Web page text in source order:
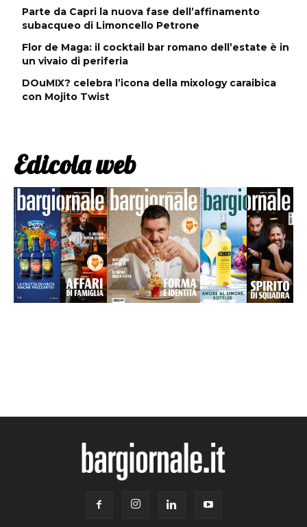
Parte da Capri la nuova fase dell’affinamento
subacqueo di Limoncello Petrone
Flor de Maga: il cocktail bar romano dell’estate è in
un vivaio di periferia
DOuMIX? celebra l’icona della mixology caraibica
con Mojito Twist
Edicola web